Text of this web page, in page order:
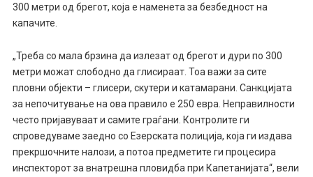
300 метри од брегот, која е наменета за безбедност на
капачите.
„Треба со мала брзина да излезат од брегот и дури по 300
метри можат слободно да глисираат. Тоа важи за сите
пловни објекти – глисери, скутери и катамарани. Санкцијата
за непочитување на ова правило е 250 евра. Неправилности
често пријавуваат и самите граѓани. Контролите ги
спроведуваме заедно со Езерската полиција, која ги издава
прекршочните налози, а потоа предметите ги процесира
инспекторот за внатрешна пловидба при Капетанијата“, вели